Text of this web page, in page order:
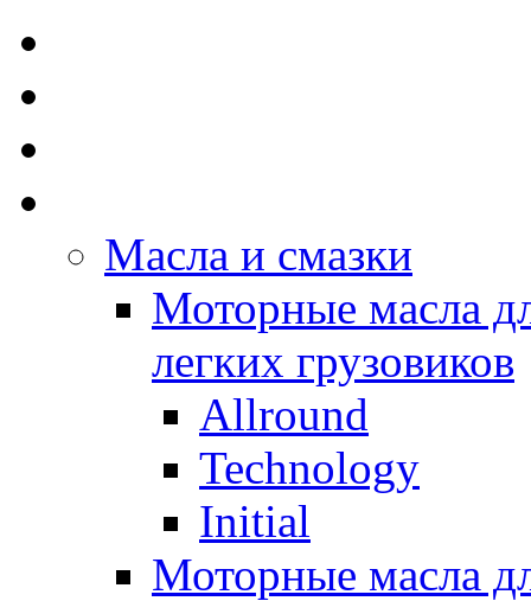
Масла и смазки
Моторные масла
легких грузовиков
Allround
Technology
Initial
Моторные масла